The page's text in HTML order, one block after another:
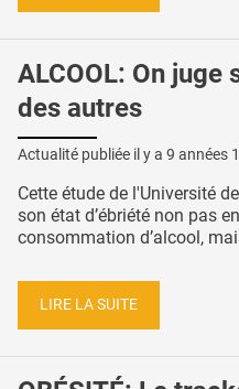
ALCOOL: On juge
des autres
Actualité publiée il y a 9 années
Cette étude de l'Université
son état d’ébriété non pas
consommation d’alcool,
LIRE LA SUITE